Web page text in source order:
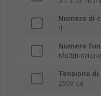
Numero di
4
Numero
Multifunzione
Tensione
250V ca